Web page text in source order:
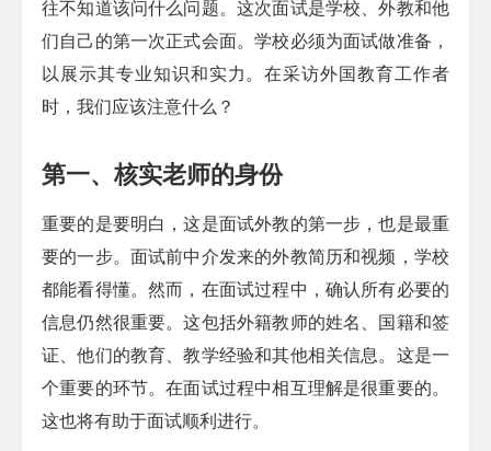
往不知道该问什么问题。这次面试是学校、外教和他
们自己的第一次正式会面。学校必须为面试做准备，
以展示其专业知识和实力。在采访外国教育工作者
时，我们应该注意什么？
第一、核实老师的身份
重要的是要明白，这是面试外教的第一步，也是最重
要的一步。面试前中介发来的外教简历和视频，学校
都能看得懂。然而，在面试过程中，确认所有必要的
信息仍然很重要。这包括外籍教师的姓名、国籍和签
证、他们的教育、教学经验和其他相关信息。这是一
个重要的环节。在面试过程中相互理解是很重要的。
这也将有助于面试顺利进行。